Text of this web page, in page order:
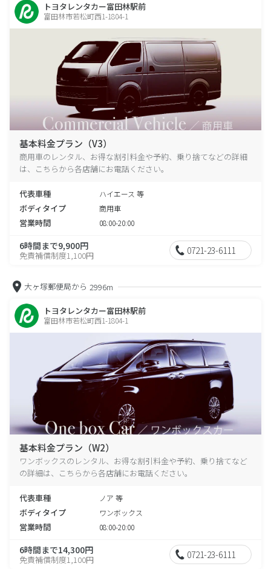
トヨタレンタカー富田林駅前
富田林市若松町西1-1804-1
基本料金プラン（V3）
商用車のレンタル、お得な割引料金や予約、乗り捨てなどの詳細
は、こちらから各店舗にお電話ください。
代表車種 ハイエース 等
ボディタイプ 商用車
営業時間 08:00-20:00
6時間まで9,900円
免責補償制度1,100円 0721-23-6111
大ヶ塚郵便局から 2996m
トヨタレンタカー富田林駅前
富田林市若松町西1-1804-1
基本料金プラン（W2）
ワンボックスのレンタル、お得な割引料金や予約、乗り捨てなど
の詳細は、こちらから各店舗にお電話ください。
代表車種 ノア 等
ボディタイプ ワンボックス
営業時間 08:00-20:00
6時間まで14,300円
免責補償制度1,100円 0721-23-6111